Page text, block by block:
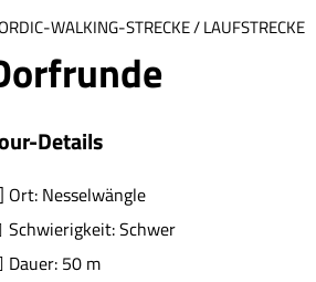
WALKING-STRECKE / LAUFSTRECKE
Details
Ort: Nesselwängle
Schwierigkeit: Schwer
Dauer: 50 m